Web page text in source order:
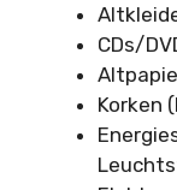
CDs/
Korken